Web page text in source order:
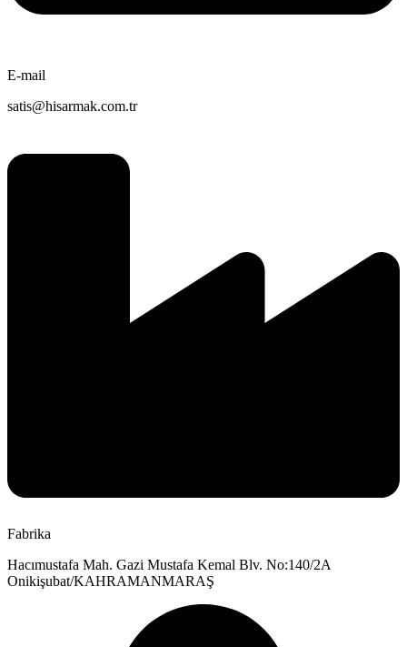
E-mail
satis@hisarmak.com.tr
Fabrika
Hacımustafa Mah. Gazi Mustafa Kemal Blv. No:140/2A
Onikişubat/KAHRAMANMARAŞ